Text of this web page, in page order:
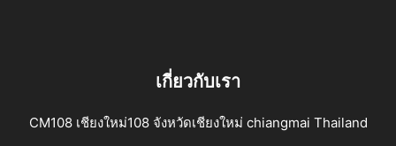
เกี่ยวกับเรา
CM108 เชียงใหม่108 จังหวัดเชียงใหม่ chiangmai Thailand